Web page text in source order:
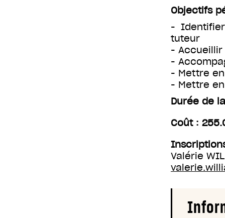
Objectifs
-
tuteur
- Accueillir
-
- Mettre
- Mettre
Durée de
Coût :
Valérie